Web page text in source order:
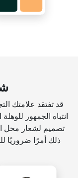
قد تفتقد علامتك
انتباه الجمهور
تصميم لشعار محل
ذلك أمرًا ضروريًا